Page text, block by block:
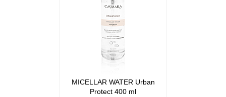
MICELLAR WATER Urban
Protect 400 ml